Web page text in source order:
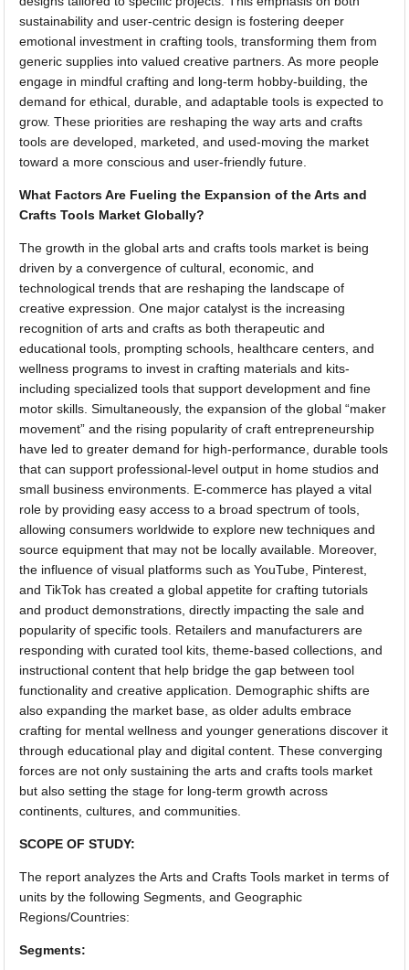
sustainability and user-centric design is fostering deeper
emotional investment in crafting tools, transforming them from
generic supplies into valued creative partners. As more people
engage in mindful crafting and long-term hobby-building, the
demand for ethical, durable, and adaptable tools is expected to
grow. These priorities are reshaping the way arts and crafts
tools are developed, marketed, and used-moving the market
toward a more conscious and user-friendly future.
What Factors Are Fueling the Expansion of the Arts and
Crafts Tools Market Globally?
The growth in the global arts and crafts tools market is being
driven by a convergence of cultural, economic, and
technological trends that are reshaping the landscape of
creative expression. One major catalyst is the increasing
recognition of arts and crafts as both therapeutic and
educational tools, prompting schools, healthcare centers, and
wellness programs to invest in crafting materials and kits-
including specialized tools that support development and fine
motor skills. Simultaneously, the expansion of the global “maker
movement” and the rising popularity of craft entrepreneurship
have led to greater demand for high-performance, durable tools
that can support professional-level output in home studios and
small business environments. E-commerce has played a vital
role by providing easy access to a broad spectrum of tools,
allowing consumers worldwide to explore new techniques and
source equipment that may not be locally available. Moreover,
the influence of visual platforms such as YouTube, Pinterest,
and TikTok has created a global appetite for crafting tutorials
and product demonstrations, directly impacting the sale and
popularity of specific tools. Retailers and manufacturers are
responding with curated tool kits, theme-based collections, and
instructional content that help bridge the gap between tool
functionality and creative application. Demographic shifts are
also expanding the market base, as older adults embrace
crafting for mental wellness and younger generations discover it
through educational play and digital content. These converging
forces are not only sustaining the arts and crafts tools market
but also setting the stage for long-term growth across
continents, cultures, and communities.
SCOPE OF STUDY:
The report analyzes the Arts and Crafts Tools market in terms of
units by the following Segments, and Geographic
Regions/Countries:
Segments: